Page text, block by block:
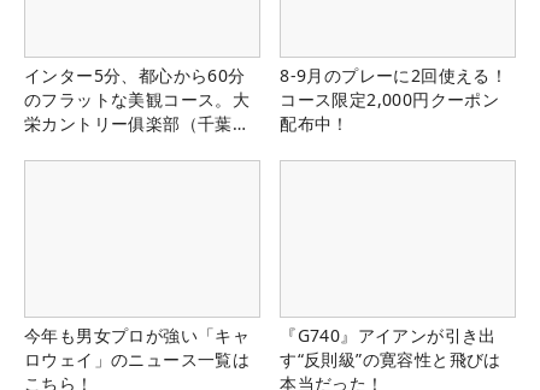
インター5分、都心から60分
のフラットな美観コース。大
栄カントリー俱楽部（千葉
8-9月のプレーに2回使える！
コース限定2,000円クーポン
配布中！
今年も男女プロが強い「キャ
ロウェイ」のニュース一覧は
こちら！
『G740』アイアンが引き出
す“反則級”の寛容性と飛びは
本当だった！